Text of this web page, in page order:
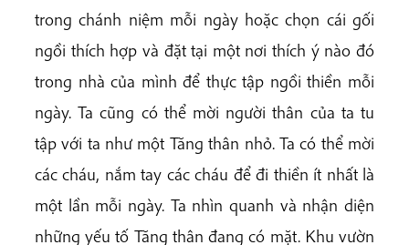
trong chánh niệm mỗi ngày hoặc chọn cái gối
ngồi thích hợp và đặt tại một nơi thích ý nào đó
trong nhà của mình để thực tập ngồi thiền mỗi
ngày. Ta cũng có thể mời người thân của ta tu
tập với ta như một Tăng thân nhỏ. Ta có thể mời
các cháu, nắm tay các cháu để đi thiền ít nhất là
một lần mỗi ngày. Ta nhìn quanh và nhận diện
những yếu tố Tăng thân đang có mặt. Khu vườn